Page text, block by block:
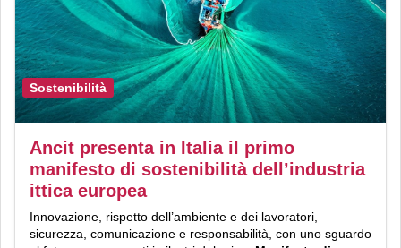
Sostenibilità
Ancit presenta in Italia il primo
manifesto di sostenibilità dell’industria
ittica europea
Innovazione, rispetto dell’ambiente e dei lavoratori,
sicurezza, comunicazione e responsabilità, con uno sguardo